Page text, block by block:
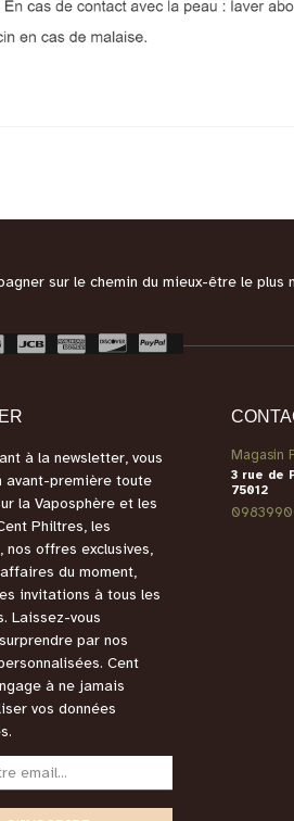
sur le chemin du mieux-être le plus
à la newsletter, vous
avant-première toute
la Vaposphère et les
Philtres, les
nos offres exclusives,
du moment,
invitations à tous les
Laissez-vous
par nos
Cent
à ne jamais
vos données
Magasin
3 rue de
75012